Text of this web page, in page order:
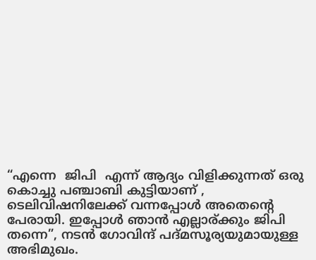
“എന്നെ ജിപി എന്ന് ആദ്യം വിളിക്കുന്നത് ഒരു
കൊച്ചു പഞ്ചാബി കുട്ടിയാണ് ,
ടെലിവിഷനിലേക്ക് വന്നപ്പോൾ അതെന്റെ
പേരായി. ഇപ്പോൾ ഞാൻ എല്ലാര്ക്കും ജിപി
തന്നെ”, നടൻ ഗോവിന്ദ് പദ്മസൂര്യയുമായുള്ള
അഭിമുഖം.